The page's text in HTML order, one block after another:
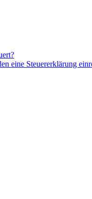
eine Steuererklärung